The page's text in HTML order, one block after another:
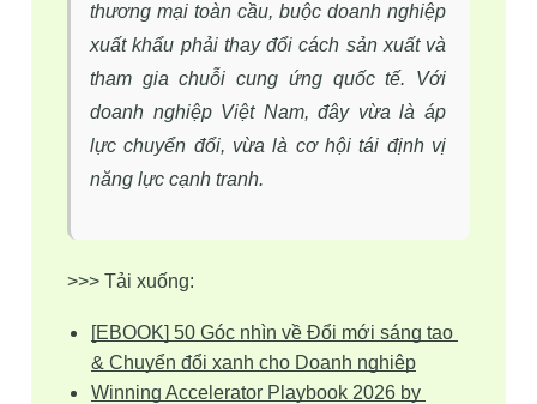
thương mại toàn cầu, buộc doanh nghiệp
xuất khẩu phải thay đổi cách sản xuất và
tham gia chuỗi cung ứng quốc tế. Với
doanh nghiệp Việt Nam, đây vừa là áp
lực chuyển đổi, vừa là cơ hội tái định vị
năng lực cạnh tranh.
>>> Tải xuống:
[EBOOK] 50 Góc nhìn về Đổi mới sáng tạo
& Chuyển đổi xanh cho Doanh nghiệp
Winning Accelerator Playbook 2026 by